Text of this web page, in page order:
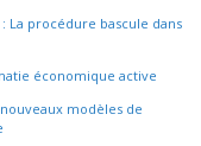
La procédure bascule dans
économique active
modèles de